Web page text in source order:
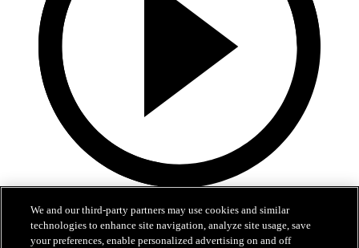
Ničuškinův úžasný gól
We and our third-party partners may use cookies and similar
technologies to enhance site navigation, analyze site usage, save
your preferences, enable personalized advertising on and off